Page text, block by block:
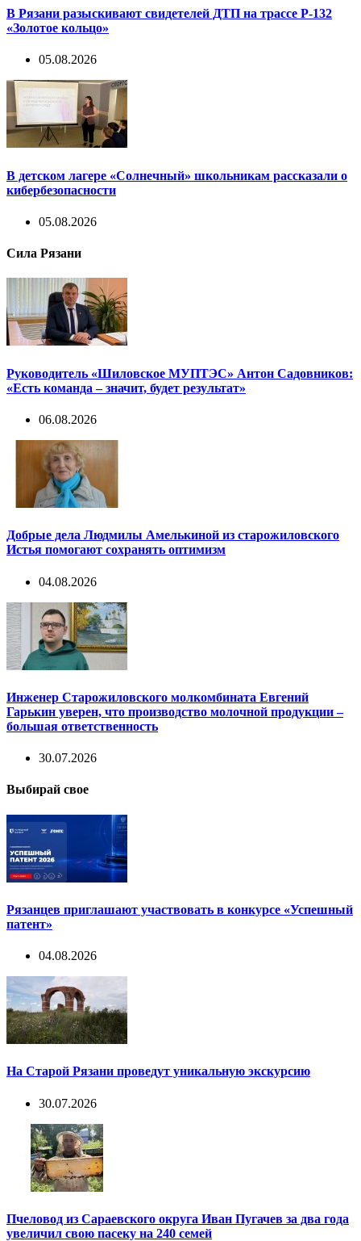
В Рязани разыскивают свидетелей ДТП на трассе Р-132
«Золотое кольцо»
05.08.2026
В детском лагере «Солнечный» школьникам рассказали о
кибербезопасности
05.08.2026
Сила Рязани
Руководитель «Шиловское МУПТЭС» Антон Садовников:
«Есть команда – значит, будет результат»
06.08.2026
Добрые дела Людмилы Амелькиной из старожиловского
Истья помогают сохранять оптимизм
04.08.2026
Инженер Старожиловского молкомбината Евгений
Гарькин уверен, что производство молочной продукции –
большая ответственность
30.07.2026
Выбирай свое
Рязанцев приглашают участвовать в конкурсе «Успешный
патент»
04.08.2026
На Старой Рязани проведут уникальную экскурсию
30.07.2026
Пчеловод из Сараевского округа Иван Пугачев за два года
увеличил свою пасеку на 240 семей